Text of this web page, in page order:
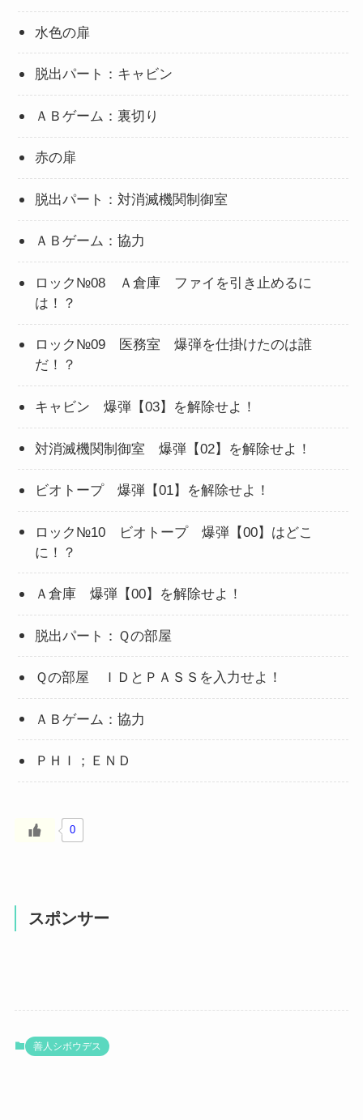
水色の扉
脱出パート：キャビン
ＡＢゲーム：裏切り
赤の扉
脱出パート：対消滅機関制御室
ＡＢゲーム：協力
ロック№08 Ａ倉庫 ファイを引き止めるに
は！？
ロック№09 医務室 爆弾を仕掛けたのは誰
だ！？
キャビン 爆弾【03】を解除せよ！
対消滅機関制御室 爆弾【02】を解除せよ！
ビオトープ 爆弾【01】を解除せよ！
ロック№10 ビオトープ 爆弾【00】はどこ
に！？
Ａ倉庫 爆弾【00】を解除せよ！
脱出パート：Ｑの部屋
Ｑの部屋 ＩＤとＰＡＳＳを入力せよ！
ＡＢゲーム：協力
ＰＨＩ；ＥＮＤ
0
スポンサー
善人シボウデス